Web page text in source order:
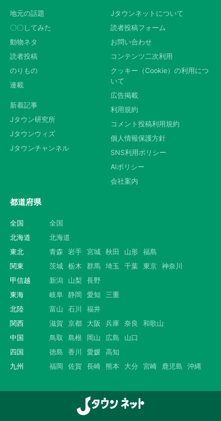
地元の話題
〇〇してみた
動物ネタ
読者投稿
のりもの
連載
新着記事
Jタウン研究所
Jタウンウィズ
Jタウンチャンネル
Jタウンネットについて
読者投稿フォーム
お問い合わせ
コンテンツ二次利用
クッキー（Cookie）の利用につ
いて
広告掲載
利用規約
コメント投稿利用規約
個人情報保護方針
SNS利用ポリシー
AIポリシー
会社案内
都道府県
全国
全国
北海道
北海道
東北
青森 岩手 宮城 秋田 山形 福島
関東
茨城 栃木 群馬 埼玉 千葉 東京 神奈川
甲信越
新潟 山梨
長野
東海
岐阜 静岡 愛知
三重
北陸
富山 石川
福井
関西
滋賀 京都 大阪 兵庫 奈良
和歌山
中国
鳥取 島根 岡山 広島
山口
四国
徳島 香川 愛媛 高知
九州
福岡 佐賀 長崎 熊本 大分 宮崎 鹿児島 沖縄